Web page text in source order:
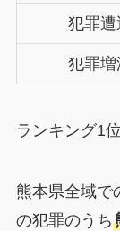
犯罪遭
犯罪増
ランキング1
熊本県全域で
の犯罪のうち